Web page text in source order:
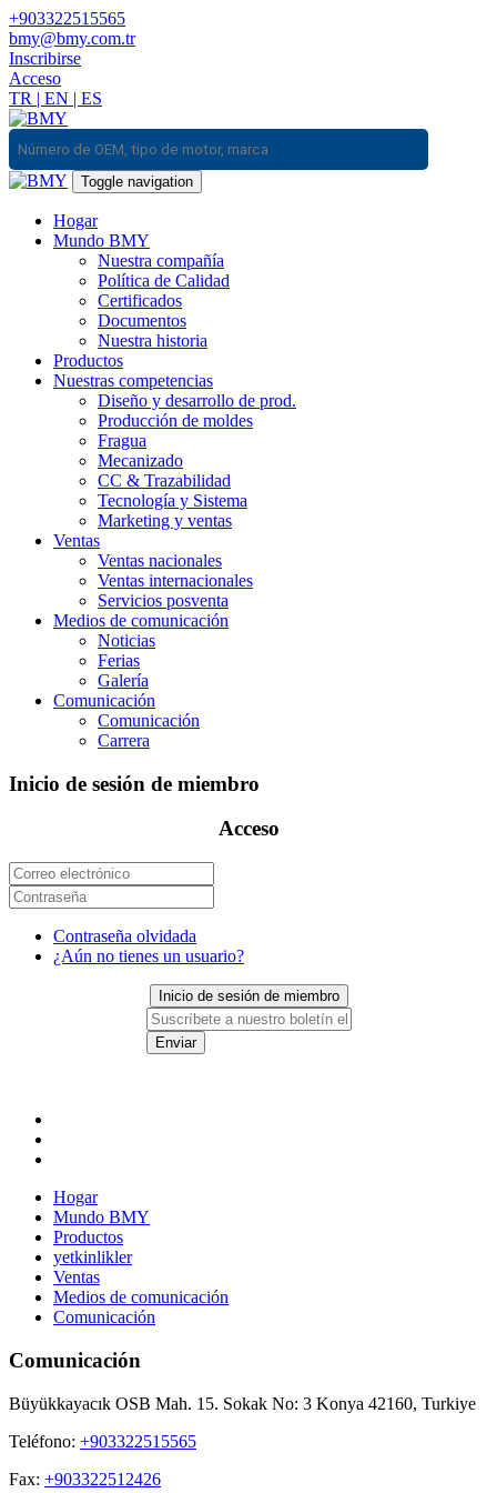
+903322515565
bmy@bmy.com.tr
Inscribirse
Acceso
TR | EN | ES
Toggle navigation
Hogar
Mundo BMY
Nuestra compañía
Política de Calidad
Certificados
Documentos
Nuestra historia
Productos
Nuestras competencias
Diseño y desarrollo de prod.
Producción de moldes
Fragua
Mecanizado
CC & Trazabilidad
Tecnología y Sistema
Marketing y ventas
Ventas
Ventas nacionales
Ventas internacionales
Servicios posventa
Medios de comunicación
Noticias
Ferias
Galería
Comunicación
Comunicación
Carrera
Inicio de sesión de miembro
Acceso
Contraseña olvidada
¿Aún no tienes un usuario?
Inicio de sesión de miembro
Enviar
Hogar
Mundo BMY
Productos
yetkinlikler
Ventas
Medios de comunicación
Comunicación
Comunicación
Büyükkayacık OSB Mah. 15. Sokak No: 3 Konya 42160, Turkiye
Teléfono: +903322515565
Fax: +903322512426